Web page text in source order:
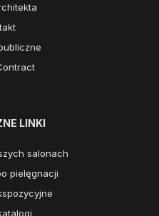
LINKI
salonach
pielęgnacji